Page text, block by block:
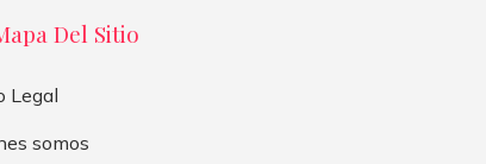
Del Sitio
Legal
somos